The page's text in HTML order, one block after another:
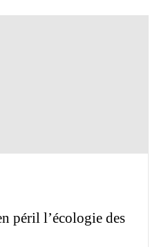
péril l’écologie des